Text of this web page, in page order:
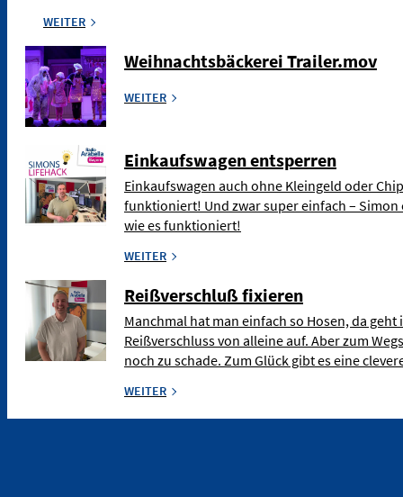
WEITER
Weihnachtsbäckerei Trailer.mov
WEITER
Einkaufswagen entsperren
Einkaufswagen auch ohne Kleingeld oder
funktioniert! Und zwar super einfach –
wie es funktioniert!
WEITER
Reißverschluß fixieren
Manchmal hat man einfach so Hosen, da
Reißverschluss von alleine auf. Aber zum
noch zu schade. Zum Glück gibt es eine
WEITER